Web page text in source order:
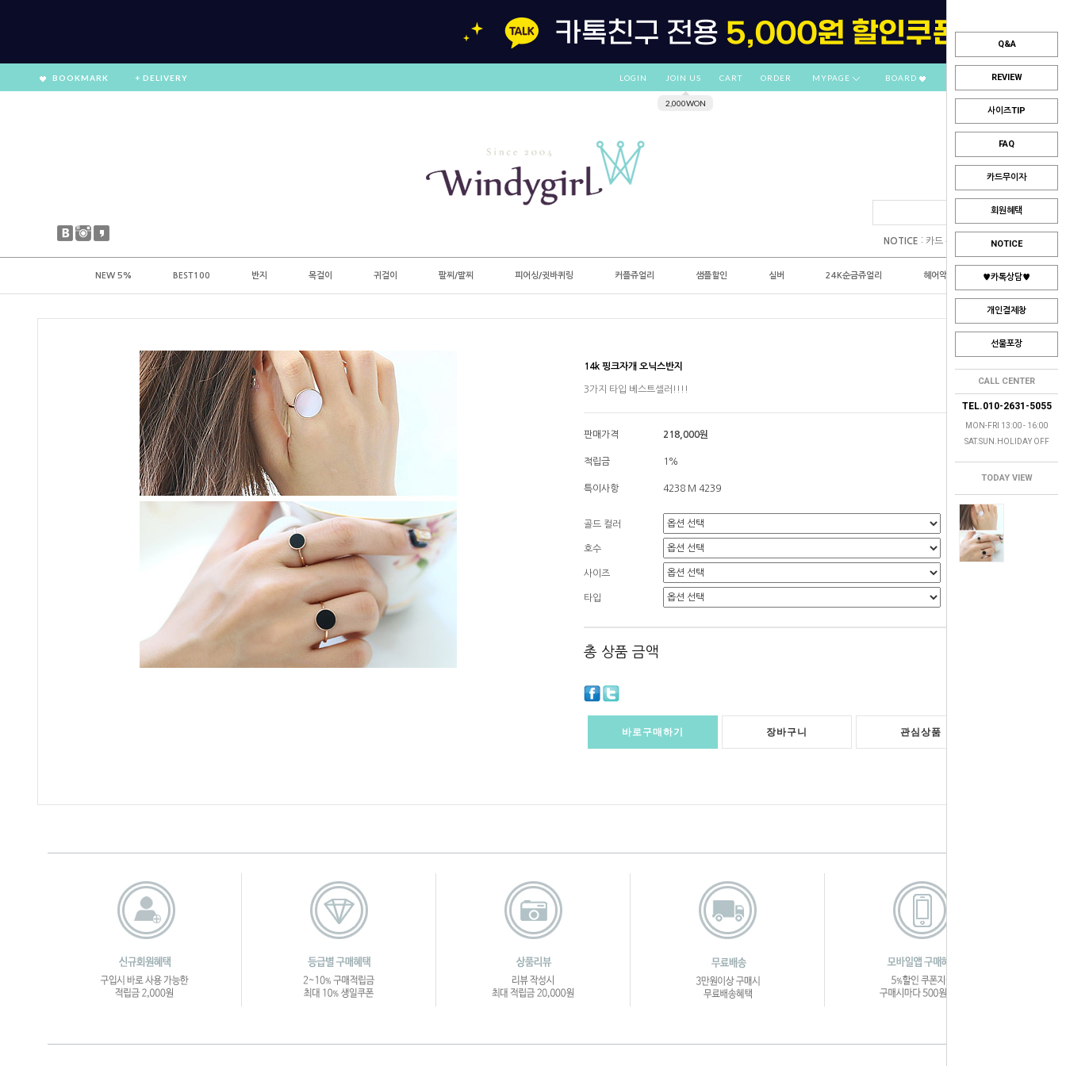
Q&A
REVIEW
사이즈TIP
FAQ
카드무이자
회원혜택
NOTICE
♥카톡상담♥
개인결제창
선물포장
CALL CENTER
TEL.010-2631-5055
MON-FRI 13:00 - 16:00
SAT.SUN.HOLIDAY OFF
TODAY VIEW
BOOKMARK + DELIVERY LOGIN JOIN US
2,000WON
CART ORDER MYPAGE BOARD
NOTICE : 카드 부분무이자 안내
NEW 5% BEST100 반지 목걸이 귀걸이 팔찌/발찌 피어싱/귓바퀴링 커플쥬얼리 샘플할인 실버 24K순금쥬얼리 헤어악세사리
14k 핑크자개 오닉스반지
3가지 타입 베스트셀러!!!!
판매가격 218,000원
적립금 1%
특이사항 4238 M 4239
골드 컬러
호수
사이즈
타입
총 상품 금액
바로구매하기 장바구니 관심상품